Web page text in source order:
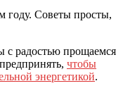
году. Советы просты,
с радостью прощаемся
чтобы
энергетикой.